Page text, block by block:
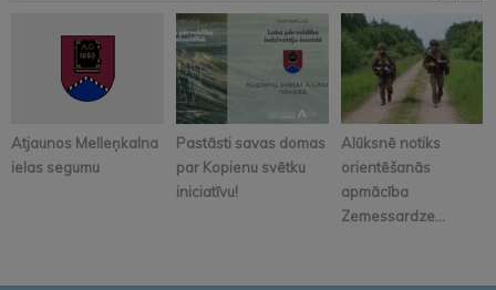
Atjaunos Melleņkalna
ielas segumu
Pastāsti savas domas
par Kopienu svētku
iniciatīvu!
Alūksnē notiks
orientēšanās
apmācība
Zemessardze...